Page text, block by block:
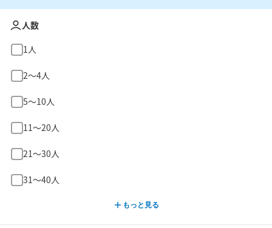
人数
1人
2〜4人
5〜10人
11〜20人
21〜30人
31〜40人
もっと見る